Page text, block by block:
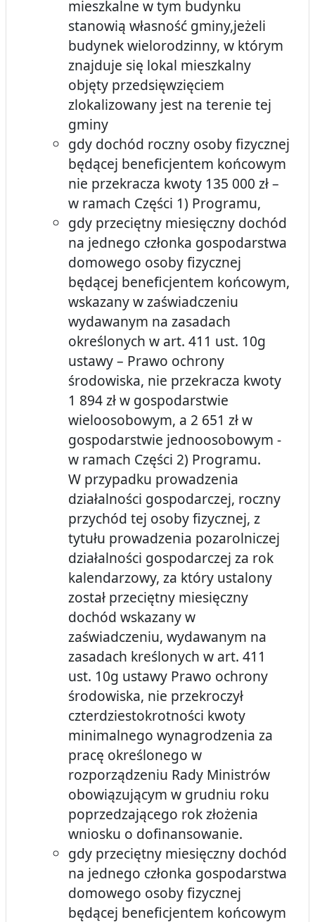
mieszkalne w tym budynku
stanowią własność gminy,jeżeli
budynek wielorodzinny, w którym
znajduje się lokal mieszkalny
objęty przedsięwzięciem
zlokalizowany jest na terenie tej
gminy
gdy dochód roczny osoby fizycznej
będącej beneficjentem końcowym
nie przekracza kwoty 135 000 zł –
w ramach Części 1) Programu,
gdy przeciętny miesięczny dochód
na jednego członka gospodarstwa
domowego osoby fizycznej
będącej beneficjentem końcowym,
wskazany w zaświadczeniu
wydawanym na zasadach
określonych w art. 411 ust. 10g
ustawy – Prawo ochrony
środowiska, nie przekracza kwoty
1 894 zł w gospodarstwie
wieloosobowym, a 2 651 zł w
gospodarstwie jednoosobowym -
w ramach Części 2) Programu.
W przypadku prowadzenia
działalności gospodarczej, roczny
przychód tej osoby fizycznej, z
tytułu prowadzenia pozarolniczej
działalności gospodarczej za rok
kalendarzowy, za który ustalony
został przeciętny miesięczny
dochód wskazany w
zaświadczeniu, wydawanym na
zasadach kreślonych w art. 411
ust. 10g ustawy Prawo ochrony
środowiska, nie przekroczył
czterdziestokrotności kwoty
minimalnego wynagrodzenia za
pracę określonego w
rozporządzeniu Rady Ministrów
obowiązującym w grudniu roku
poprzedzającego rok złożenia
wniosku o dofinansowanie.
gdy przeciętny miesięczny dochód
na jednego członka gospodarstwa
domowego osoby fizycznej
będącej beneficjentem końcowym